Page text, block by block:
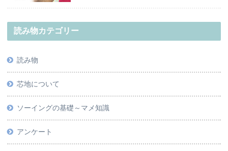
読み物カテゴリー
読み物
芯地について
ソーイングの基礎～マメ知識
アンケート